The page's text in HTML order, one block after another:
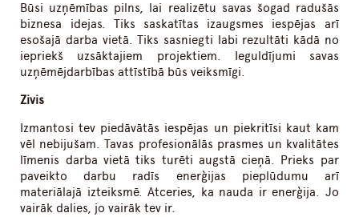
Būsi uzņēmības pilns, lai realizētu savas šogad radušās
biznesa idejas. Tiks saskatītas izaugsmes iespējas arī
esošajā darba vietā. Tiks sasniegti labi rezultāti kādā no
iepriekš uzsāktajiem projektiem. Ieguldījumi savas
uzņēmējdarbības attīstībā būs veiksmīgi.
Zivis
Izmantosi tev piedāvātās iespējas un piekritīsi kaut kam
vēl nebijušam. Tavas profesionālās prasmes un kvalitātes
līmenis darba vietā tiks turēti augstā cieņā. Prieks par
paveikto darbu radīs enerģijas pieplūdumu arī
materiālajā izteiksmē. Atceries, ka nauda ir enerģija. Jo
vairāk dalies, jo vairāk tev ir.